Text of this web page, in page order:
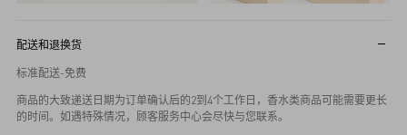
配送和退换货
标准配送-免费
商品的大致递送日期为订单确认后的2到4个工作日，香水类商品可能需要更长
的时间。如遇特殊情况，顾客服务中心会尽快与您联系。